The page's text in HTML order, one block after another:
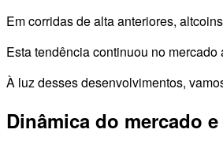
Em corridas de alta anteriores,
Esta tendência continuou no
À luz desses desenvolvimentos,
Dinâmica do mercado